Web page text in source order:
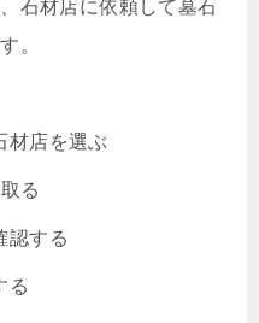
石材店に依頼して墓石
。
材店を選ぶ
る
認する
る